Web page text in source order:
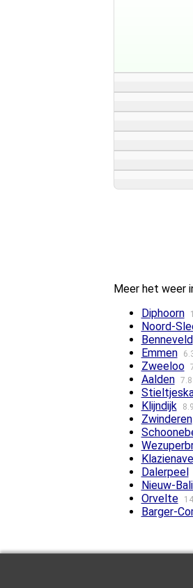
Meer het weer
Diphoorn
Noord-
Benneveld
Emmen
Zweeloo
Aalden
Klijndijk
Zwinderen
Dalerpeel
Nieuw-
Orvelte
Barger-